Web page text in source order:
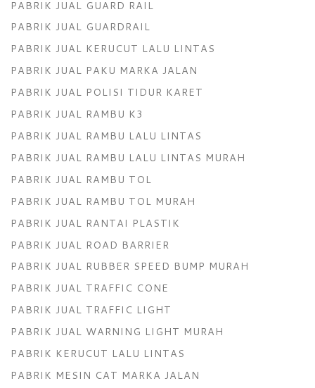
PABRIK JUAL GUARD RAIL
PABRIK JUAL GUARDRAIL
PABRIK JUAL KERUCUT LALU LINTAS
PABRIK JUAL PAKU MARKA JALAN
PABRIK JUAL POLISI TIDUR KARET
PABRIK JUAL RAMBU K3
PABRIK JUAL RAMBU LALU LINTAS
PABRIK JUAL RAMBU LALU LINTAS MURAH
PABRIK JUAL RAMBU TOL
PABRIK JUAL RAMBU TOL MURAH
PABRIK JUAL RANTAI PLASTIK
PABRIK JUAL ROAD BARRIER
PABRIK JUAL RUBBER SPEED BUMP MURAH
PABRIK JUAL TRAFFIC CONE
PABRIK JUAL TRAFFIC LIGHT
PABRIK JUAL WARNING LIGHT MURAH
PABRIK KERUCUT LALU LINTAS
PABRIK MESIN CAT MARKA JALAN